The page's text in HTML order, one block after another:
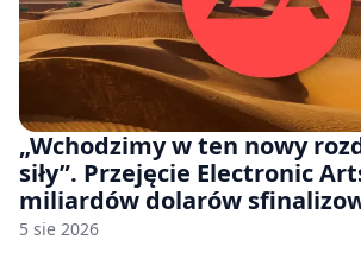
„Wchodzimy w ten nowy
siły”. Przejęcie Electronic
miliardów dolarów
5 sie 2026